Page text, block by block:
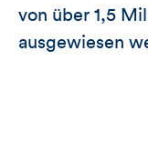
von über 1,5
ausgewiesen